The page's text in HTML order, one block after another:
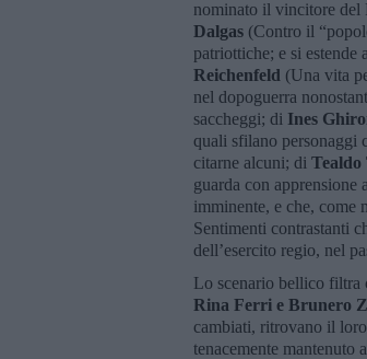
nominato il vincitore del
Dalgas (Contro il
patriottiche; e si
Reichenfeld (Una vita
nel dopoguerra
saccheggi; di Ines
quali sfilano
citarne alcuni; di Tealdo
guarda con
imminente, e che, come
Sentimenti contrastanti
dell’esercito regio, nel
Lo scenario bellico filtra
Rina Ferri e Brunero
cambiati, ritrovano il
tenacemente